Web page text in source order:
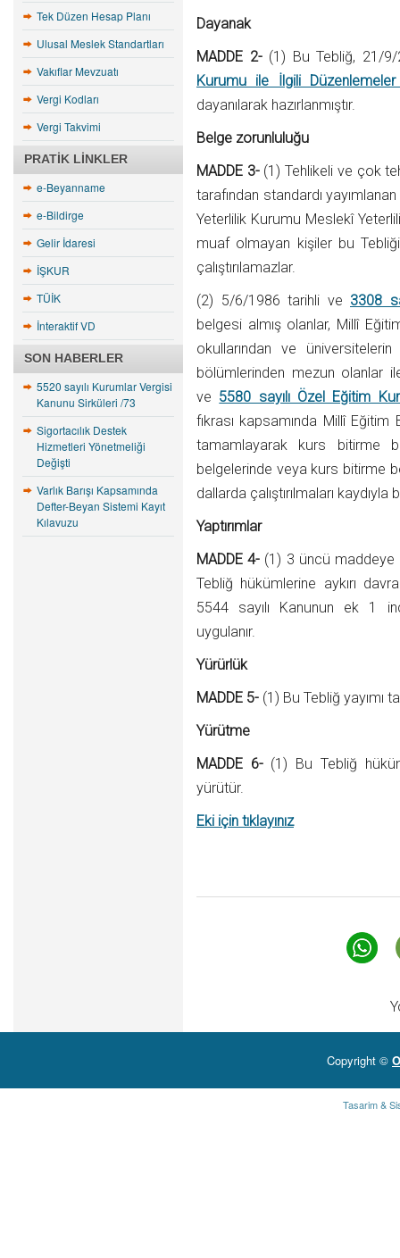
Tek Düzen Hesap Planı
Ulusal Meslek Standartları
Vakıflar Mevzuatı
Vergi Kodları
Vergi Takvimi
PRATIK LINKLER
e-Beyanname
e-Bildirge
Gelir İdaresi
İŞKUR
TÜİK
İnteraktif VD
SON HABERLER
5520 sayılı Kurumlar Vergisi
Kanunu Sirküleri /73
Sigortacılık Destek
Hizmetleri Yönetmeliği
Değişti
Varlık Barışı Kapsamında
Defter-Beyan Sistemi Kayıt
Kılavuzu
Dayanak
MADDE 2-(1) Bu Tebliğ, 21/
Kurumu ile İlgili Düzenlemeler
dayanılarak hazırlanmıştır.
Belge zorunluluğu
MADDE 3-(1) Tehlikeli ve çok
tarafından standardı
Yeterlilik Kurumu Meslekî
muaf olmayan kişiler bu
çalıştırılamazlar.
(2) 5/6/1986 tarihli ve 3308
belgesi almış olanlar, Millî
okullarından ve
bölümlerinden mezun olanlar
ve 5580 sayılı Özel Eğitim
fıkrası kapsamında Millî Eğitim
tamamlayarak kurs bitirme
belgelerinde veya kurs bitirme
dallarda çalıştırılmaları
Yaptırımlar
MADDE 4- (1) 3 üncü maddeye
Tebliğ hükümlerine aykırı
5544 sayılı Kanunun ek 1
uygulanır.
Yürürlük
MADDE 5- (1) Bu Tebliğ yayımı
Yürütme
MADDE 6-(1) Bu Tebliğ
yürütür.
Eki için tıklayınız
Copyright ©
Tasarim &